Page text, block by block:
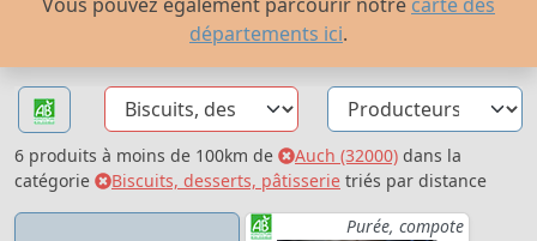
départements ici.
6 produits à moins de 100km de Auch (32000) dans la
catégorie
Biscuits, desserts, pâtisserie triés par distance
Purée, compote